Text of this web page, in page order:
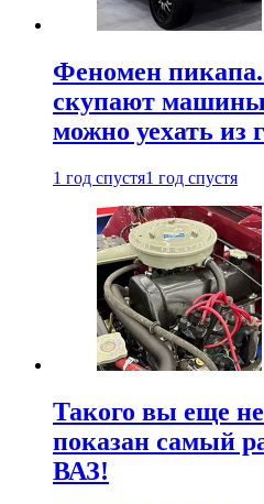
Феномен пикапа.
скупают
можно уехать из
1 год спустя1 год спустя
Такого вы еще
показан самый
ВАЗ!